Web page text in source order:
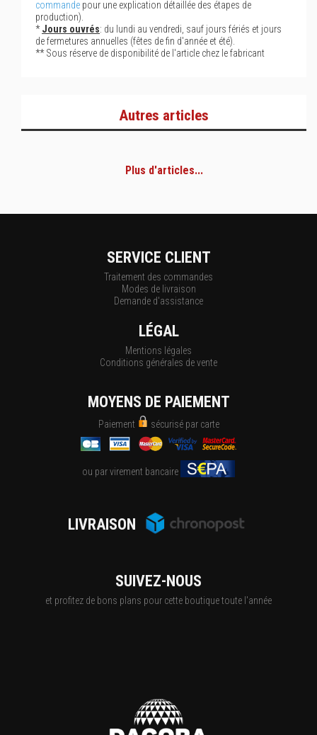
commande pour une explication détaillée des étapes de
production).
*Jours ouvrés: du lundi au vendredi, sauf jours fériés et jours
de fermetures annuelles (fêtes de fin d'année et été).
** Sous réserve de disponibilité de l'article chez le fabricant
Autres articles
Plus d'articles...
SERVICE CLIENT
Traitement des commandes
Modes de livraison
Demande d'assistance
LÉGAL
Mentions légales
Conditions générales de vente
MOYENS DE PAIEMENT
Paiement sécurisé par carte
ou par virement bancaire
LIVRAISON
SUIVEZ-NOUS
et profitez de bons plans pour cette boutique toute l'année